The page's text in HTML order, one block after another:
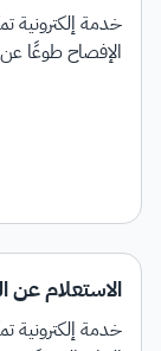
خدمة إلكترونية
الإفصاح طوعًا عن
الاستعلام عن
خدمة إلكترونية